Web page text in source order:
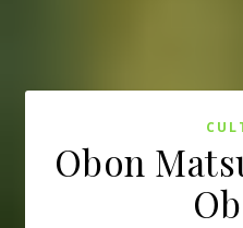
Obon